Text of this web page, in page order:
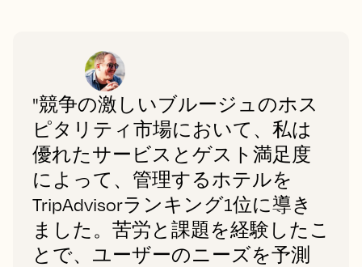
"競争の激しいブルージュのホス
ピタリティ市場において、私は
優れたサービスとゲスト満足度
によって、管理するホテルを
TripAdvisorランキング1位に導き
ました。苦労と課題を経験したこ
とで、ユーザーのニーズを予測